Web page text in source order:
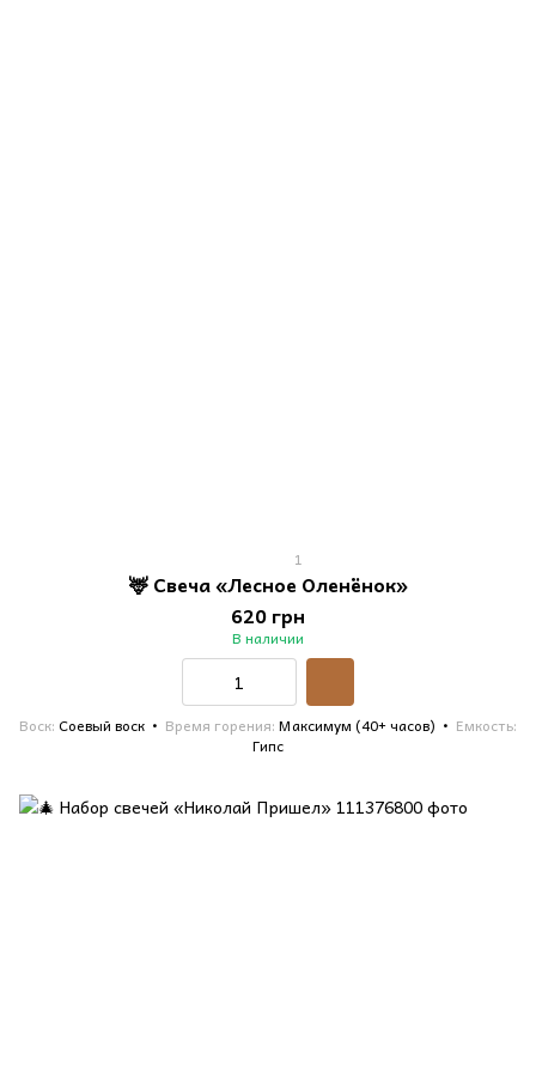
1
🦌 Свеча «Лесное Оленёнок»
620 грн
В наличии
Воск Соевый воск Время горения Максимум (40+ часов)
Емкость
Гипс